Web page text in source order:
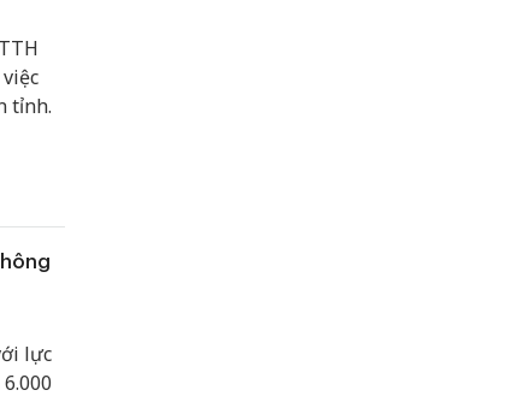
tỉnh.
lực